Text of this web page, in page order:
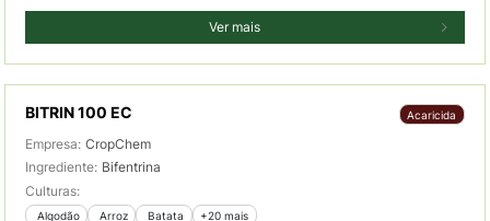
Ver mais
BITRIN 100 EC Acaricida
Empresa: CropChem
Ingrediente: Bifentrina
Culturas:
Algodão Arroz Batata +20 mais